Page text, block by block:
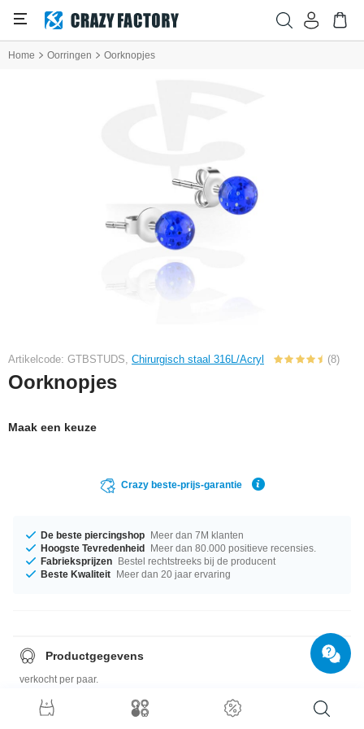
Home Oorringen Oorknopjes
Artikelcode: GTBSTUDS, Chirurgisch staal 316L/Acryl (8)
Oorknopjes
Maak een keuze
Crazy beste-prijs-garantie
De beste piercingshop Meer dan 7M klanten
Hoogste Tevredenheid Meer dan 80.000 positieve recensies.
Fabrieksprijzen Bestel rechtstreeks bij de producent
Beste Kwaliteit Meer dan 20 jaar ervaring
Productgegevens
verkocht per paar.